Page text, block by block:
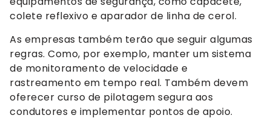
colete reflexivo e aparador de linha de cerol.
As empresas também terão que seguir algumas
regras. Como, por exemplo, manter um sistema
de monitoramento de velocidade e
rastreamento em tempo real. Também devem
oferecer curso de pilotagem segura aos
condutores e implementar pontos de apoio.